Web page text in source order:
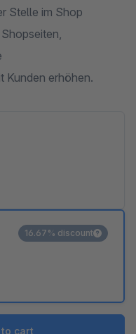
Stelle im Shop
Kunden erhöhen.
16.67% discount
cart